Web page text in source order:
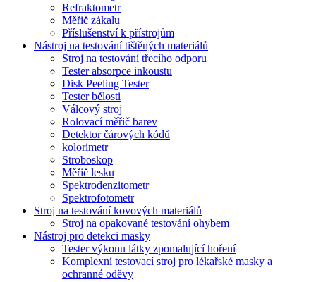
Refraktometr
Měřič zákalu
Příslušenství k přístrojům
Nástroj na testování tištěných materiálů
Stroj na testování třecího odporu
Tester absorpce inkoustu
Disk Peeling Tester
Tester bělosti
Válcový stroj
Rolovací měřič barev
Detektor čárových kódů
kolorimetr
Stroboskop
Měřič lesku
Spektrodenzitometr
Spektrofotometr
Stroj na testování kovových materiálů
Stroj na opakované testování ohybem
Nástroj pro detekci masky
Tester výkonu látky zpomalující hoření
Komplexní testovací stroj pro lékařské masky a
ochranné oděvy